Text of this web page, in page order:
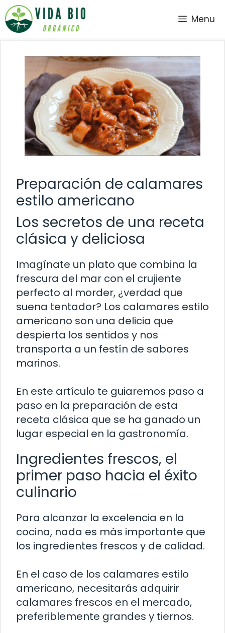
Saltar
al
contenido
Menu
Preparación de calamares
estilo americano
Los secretos de una receta
clásica y deliciosa
Imagínate un plato que combina la
frescura del mar con el crujiente
perfecto al morder, ¿verdad que
suena tentador? Los calamares estilo
americano son una delicia que
despierta los sentidos y nos
transporta a un festín de sabores
marinos.
En este artículo te guiaremos paso a
paso en la preparación de esta
receta clásica que se ha ganado un
lugar especial en la gastronomía.
Ingredientes frescos, el
primer paso hacia el éxito
culinario
Para alcanzar la excelencia en la
cocina, nada es más importante que
los ingredientes frescos y de calidad.
En el caso de los calamares estilo
americano, necesitarás adquirir
calamares frescos en el mercado,
preferiblemente grandes y tiernos.